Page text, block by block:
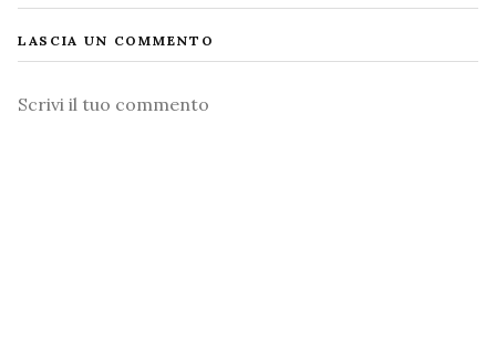
LASCIA UN COMMENTO
Commento